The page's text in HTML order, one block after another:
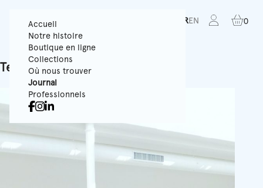
Accueil
Notre histoire
Boutique en ligne
Collections
Où nous trouver
Journal
Professionnels
FREN 0
Tenue de Ville x LAETITIA BICA